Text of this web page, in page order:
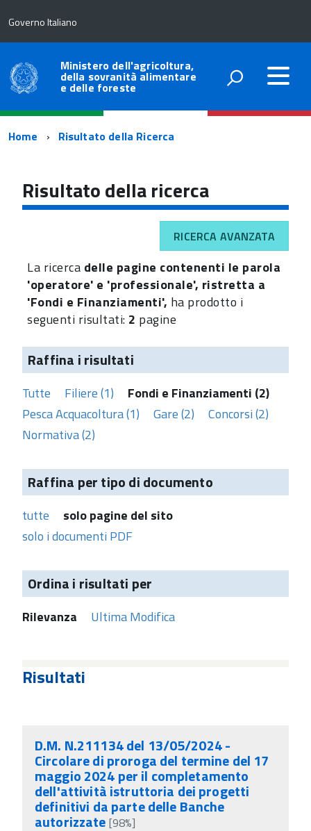
Governo Italiano
Ministero dell'agricoltura,
della sovranità alimentare
e delle foreste
Percorso
navigazione
Home Risultato della Ricerca
Risultato della ricerca
RICERCA AVANZATA
La ricerca delle pagine contenenti le parola
'operatore' e 'professionale', ristretta a
'Fondi e Finanziamenti', ha prodotto i
seguenti risultati: 2 pagine
Raffina i risultati
Tutte Filiere (1)
Fondi e Finanziamenti (2)
Pesca Acquacoltura (1)
Gare (2)
Concorsi (2)
Normativa (2)
Raffina per tipo di documento
tutte
solo pagine del sito
solo i documenti PDF
Ordina i risultati per
Rilevanza Ultima Modifica
Risultati
D.M. N.211134 del 13/05/2024 -
Circolare di proroga del termine del 17
maggio 2024 per il completamento
dell'attività istruttoria dei progetti
definitivi da parte delle Banche
autorizzate [98%]